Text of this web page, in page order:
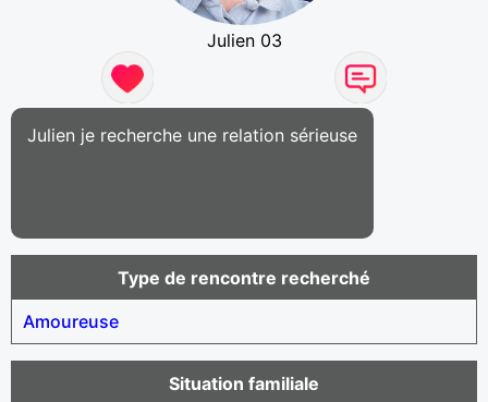
Julien 03
Julien je recherche une relation sérieuse
Type de rencontre recherché
Amoureuse
Situation familiale